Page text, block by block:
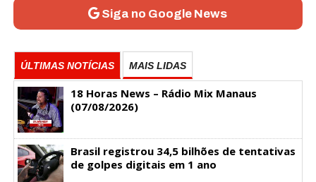
Siga no Google News
ÚLTIMAS NOTÍCIAS MAIS LIDAS
18 Horas News​​​​​​​​​​​​ – Rádio Mix Manaus
(07/08/2026)
Brasil registrou 34,5 bilhões de tentativas
de golpes digitais em 1 ano